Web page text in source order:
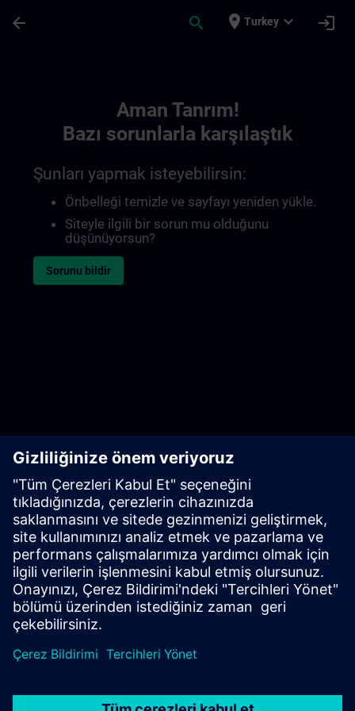
arrow_back search place Turkey expand_more login
Aman Tanrım!
Bazı sorunlarla karşılaştık
Şunları yapmak isteyebilirsin:
Önbelleği temizle ve sayfayı yeniden yükle.
Siteyle ilgili bir sorun mu olduğunu
düşünüyorsun?
Sorunu bildir